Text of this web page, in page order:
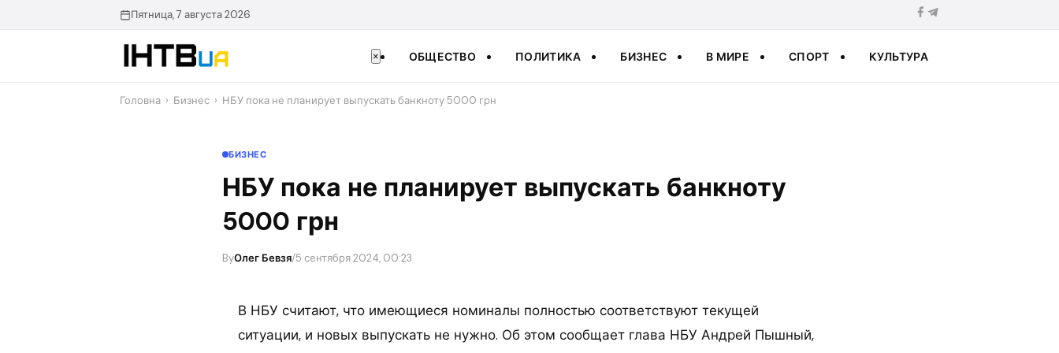
Пятница, 7 августа 2026
× ОБЩЕСТВО ПОЛИТИКА БИЗНЕС В МИРЕ СПОРТ КУЛЬТУРА
Головна › Бизнес › НБУ пока не планирует выпускать банкноту 5000 грн
БИЗНЕС
НБУ пока не планирует выпускать банкноту
5000 грн
ByОлег Бевзя/5 сентября 2024, 00:23
В НБУ считают, что имеющиеся номиналы полностью соответствуют текущей
ситуации, и новых выпускать не нужно. Об этом сообщает глава НБУ Андрей Пышный,